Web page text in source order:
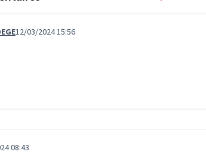
12/03/2024 15:56
08:43